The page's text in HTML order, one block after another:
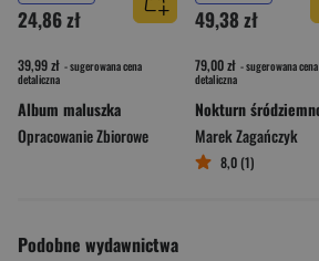
24,86 zł
39,99 zł - sugerowana cena
detaliczna
Album maluszka
Opracowanie Zbiorowe
49,38 zł
79,00 zł - sugerowana cena
detaliczna
Marek Zagańczyk
8,0 (1)
Podobne wydawnictwa